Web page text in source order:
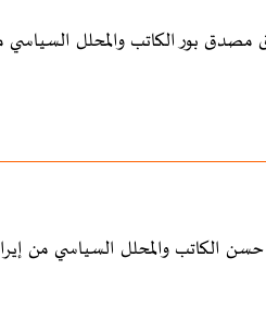
بور الكاتب والمحلل السياسي
الكاتب والمحلل السياسي من